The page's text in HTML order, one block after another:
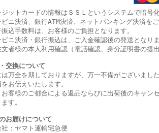
ットカードの情報はＳＳＬというシステムで暗号
ニ決済、銀行ATM決済、ネットバンキング決済を
込手数料は、お客様のご負担となります。
ニ決済・銀行振込は、ご入金確認後の発送となり
者様の本人利用確認（電話確認、身分証明書の提
交換について
は万全を期しておりますが、万一不備がございまし
お伝えいたします。
お客様のご都合による返品ならびに出荷後のキャン
す。
お届けについて
社：ヤマト運輸宅急便